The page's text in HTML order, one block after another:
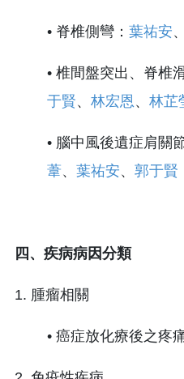
• 脊椎側彎： 葉祐安、
• 椎間盤突出、脊椎
于賢、 林宏恩、 林芷
• 腦中風後遺症肩關
葦、 葉祐安、 郭于賢
四、疾病病因分類
1. 腫瘤相關
• 癌症放化療後之疼